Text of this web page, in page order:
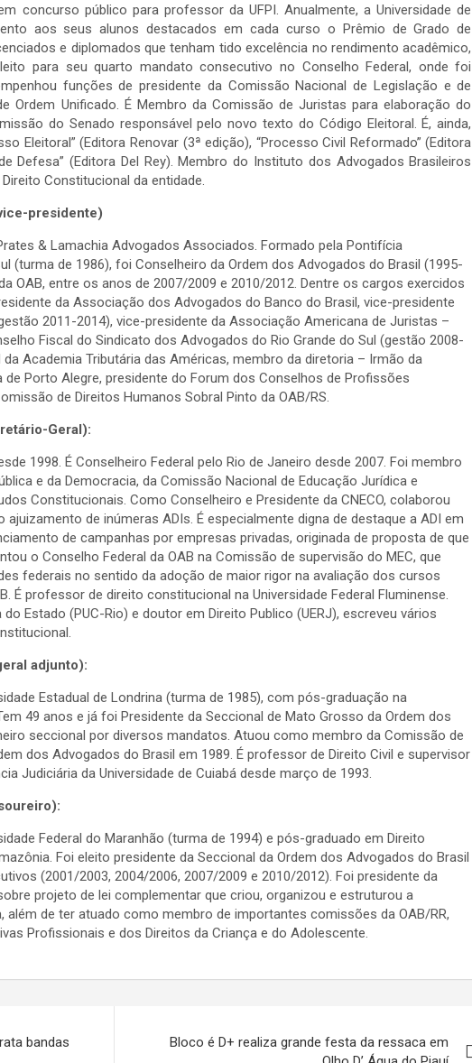
concurso público para professor da UFPI. Anualmente, a Universidade de
aos seus alunos destacados em cada curso o Prêmio de Grado de
e diplomados que tenham tido excelência no rendimento acadêmico,
para seu quarto mandato consecutivo no Conselho Federal, onde foi
funções de presidente da Comissão Nacional de Legislação e de
Ordem Unificado. É Membro da Comissão de Juristas para elaboração do
do Senado responsável pelo novo texto do Código Eleitoral. É, ainda,
Eleitoral” (Editora Renovar (3ª edição), “Processo Civil Reformado” (Editora
Defesa” (Editora Del Rey). Membro do Instituto dos Advogados Brasileiros
Constitucional da entidade.
presidente)
& Lamachia Advogados Associados. Formado pela Pontifícia
(turma de 1986), foi Conselheiro da Ordem dos Advogados do Brasil (1995-
OAB, entre os anos de 2007/2009 e 2010/2012. Dentre os cargos exercidos
da Associação dos Advogados do Banco do Brasil, vice-presidente
2011-2014), vice-presidente da Associação Americana de Juristas –
Fiscal do Sindicato dos Advogados do Rio Grande do Sul (gestão 2008-
Academia Tributária das Américas, membro da diretoria – Irmão da
de Porto Alegre, presidente do Forum dos Conselhos de Profissões
de Direitos Humanos Sobral Pinto da OAB/RS.
Geral):
1998. É Conselheiro Federal pelo Rio de Janeiro desde 2007. Foi membro
e da Democracia, da Comissão Nacional de Educação Jurídica e
Constitucionais. Como Conselheiro e Presidente da CNECO, colaborou
de inúmeras ADIs. É especialmente digna de destaque a ADI em
de campanhas por empresas privadas, originada de proposta de que
o Conselho Federal da OAB na Comissão de supervisão do MEC, que
federais no sentido da adoção de maior rigor na avaliação dos cursos
É professor de direito constitucional na Universidade Federal Fluminense.
Estado (PUC-Rio) e doutor em Direito Publico (UERJ), escreveu vários
adjunto):
Estadual de Londrina (turma de 1985), com pós-graduação na
49 anos e já foi Presidente da Seccional de Mato Grosso da Ordem dos
seccional por diversos mandatos. Atuou como membro da Comissão de
dos Advogados do Brasil em 1989. É professor de Direito Civil e supervisor
Judiciária da Universidade de Cuiabá desde março de 1993.
Federal do Maranhão (turma de 1994) e pós-graduado em Direito
Foi eleito presidente da Seccional da Ordem dos Advogados do Brasil
(2001/2003, 2004/2006, 2007/2009 e 2010/2012). Foi presidente da
projeto de lei complementar que criou, organizou e estruturou a
além de ter atuado como membro de importantes comissões da OAB/RR,
Profissionais e dos Direitos da Criança e do Adolescente.
bandas
Bloco é D+ realiza grande festa da ressaca em